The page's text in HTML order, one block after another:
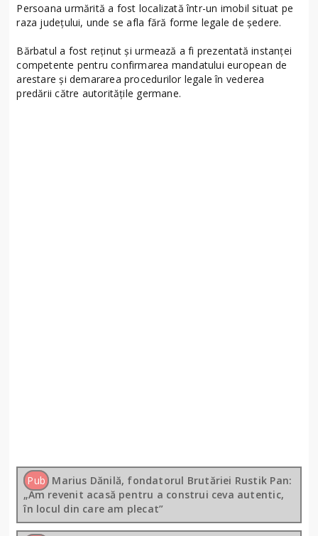
Persoana urmărită a fost localizată într-un imobil situat pe
raza județului, unde se afla fără forme legale de ședere.
Bărbatul a fost reținut și urmează a fi prezentată instanței
competente pentru confirmarea mandatului european de
arestare și demararea procedurilor legale în vederea
predării către autoritățile germane.
Pub Marius Dănilă, fondatorul Brutăriei Rustik Pan:
„Am revenit acasă pentru a construi ceva autentic,
în locul din care am plecat”